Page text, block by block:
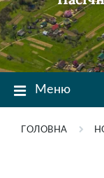
Меню
ГОЛОВНА